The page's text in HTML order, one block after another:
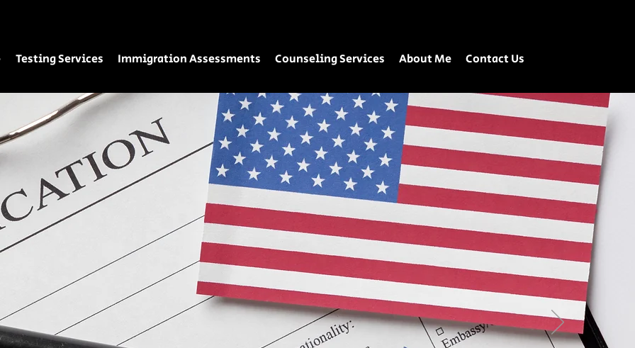
Testing Services Immigration Assessments Counseling Services About Me Contact Us